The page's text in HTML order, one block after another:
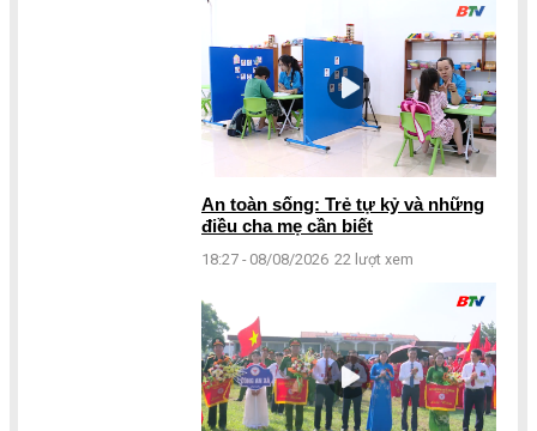
An toàn sống: Trẻ tự kỷ và những
điều cha mẹ cần biết
18:27 - 08/08/2026 22 lượt xem